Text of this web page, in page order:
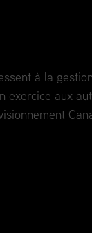
à la
exercice aux